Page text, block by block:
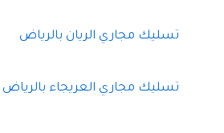
تسليك مجاري الريان بالرياض
تسليك مجاري العريجاء بالرياض